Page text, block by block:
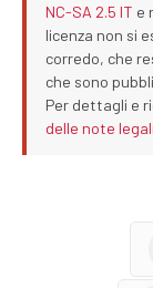
NC-SA 2.5 IT e
licenza non si
corredo, che
che sono
Per dettagli e
delle note legali